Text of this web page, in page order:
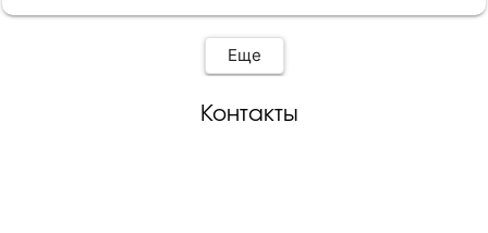
Еще
Контакты